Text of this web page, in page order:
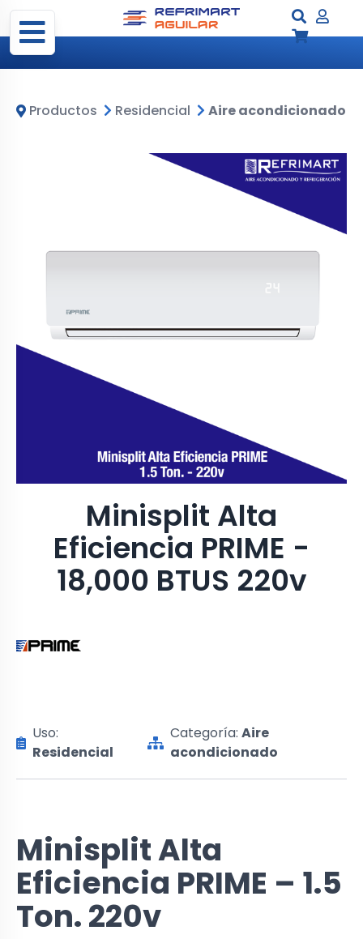
Productos Residencial Aire acondicionado
Minisplit Alta
Eficiencia PRIME -
18,000 BTUS 220v
Uso:
Residencial
Categoría:Aire
acondicionado
Minisplit Alta
Eficiencia PRIME – 1.5
Ton. 220v